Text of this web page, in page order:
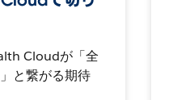
Cloudが「全
と繋がる期待